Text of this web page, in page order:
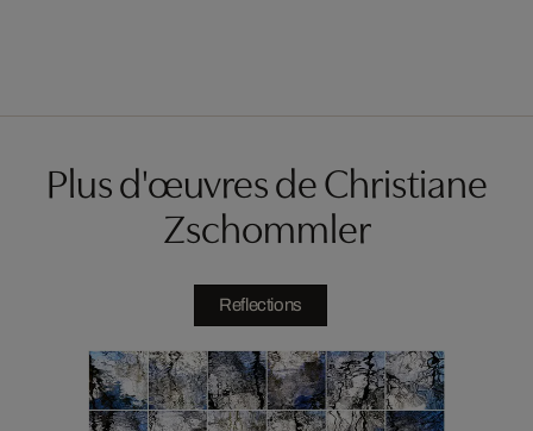
Plus d'œuvres de Christiane
Zschommler
Reflections